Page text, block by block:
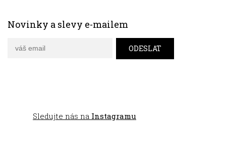
Novinky a slevy e-mailem
Sledujte nás na Instagramu